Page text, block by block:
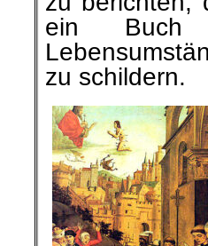
ein Buch
zu schildern.